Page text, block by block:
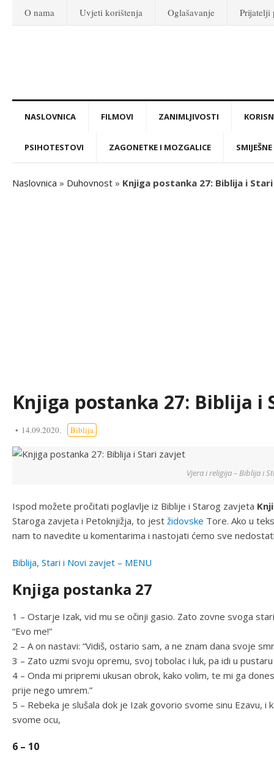
O nama Uvjeti korištenja Oglašavanje Prijatelji
NASLOVNICA FILMOVI ZANIMLJIVOSTI
PSIHOTESTOVI ZAGONETKE I MOZGALICE
Naslovnica » Duhovnost » Knjiga postanka 27: Biblija i
Knjiga postanka 27: Biblija i
14.09.2020. Biblija
Vjera i religija – Biblija i
Ispod možete pročitati poglavlje iz Biblije i Starog zavjeta
Staroga zavjeta i Petoknjižja, to jest židovske Tore. Ako u
nam to navedite u komentarima i nastojati ćemo sve
Biblija, Stari i Novi zavjet – MENU
Knjiga postanka 27
1 – Ostarje Izak, vid mu se očinji gasio. Zato zovne svoga
“Evo me!”
2 – A on nastavi: “Vidiš, ostario sam, a ne znam dana svoje
3 – Zato uzmi svoju opremu, svoj tobolac i luk, pa idi u pustaru
4 – Onda mi pripremi ukusan obrok, kako volim, te mi ga
prije nego umrem.”
5 – Rebeka je slušala dok je Izak govorio svome sinu Ezavu, i
svome ocu,
6 – 10